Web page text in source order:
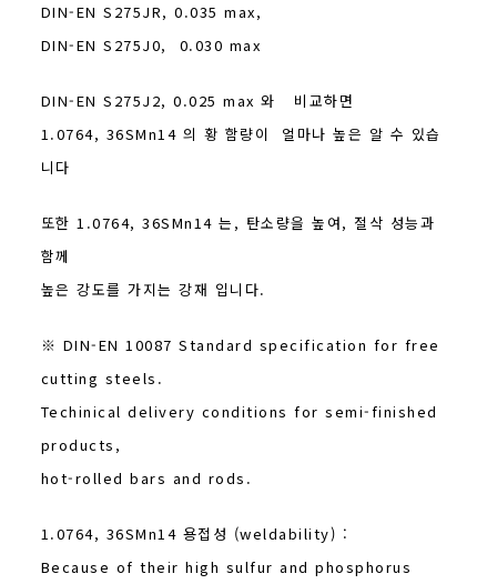
DIN-EN S275JR, 0.035 max,
DIN-EN S275J0, 0.030 max
DIN-EN S275J2, 0.025 max 와 비교하면
1.0764, 36SMn14 의 황 함량이 얼마나 높은 알 수 있습
니다
또한 1.0764, 36SMn14 는, 탄소량을 높여, 절삭 성능과
함께
높은 강도를 가지는 강재 입니다.
※ DIN-EN 10087 Standard specification for free
cutting steels.
Techinical delivery conditions for semi-finished
products,
hot-rolled bars and rods.
1.0764, 36SMn14 용접성 (weldability) :
Because of their high sulfur and phosphorus